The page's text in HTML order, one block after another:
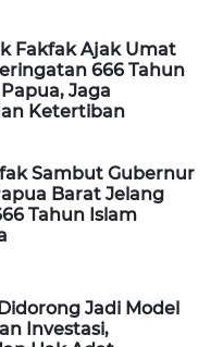
Fakfak Ajak Umat
666 Tahun
Jaga
Ketertiban
Sambut Gubernur
Barat Jelang
Tahun Islam
Jadi Model
Investasi,